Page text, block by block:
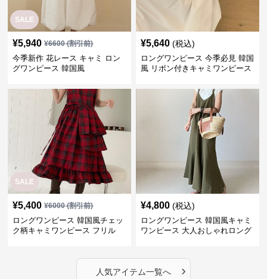
SALE
¥5,940 ¥6600(割引前)
今季新作 花レース キャミ ロン
グワンピース 韓国風
¥5,640 (税込)
ロングワンピース 今季必見 韓国
風 リボン付きキャミワンピース
SALE
¥5,400 ¥6000(割引前)
ロングワンピース 韓国風チェッ
ク柄キャミワンピース フリル
¥4,800 (税込)
ロングワンピース 韓国風キャミ
ワンピース 大人おしゃれロング
人気アイテム一覧へ ›